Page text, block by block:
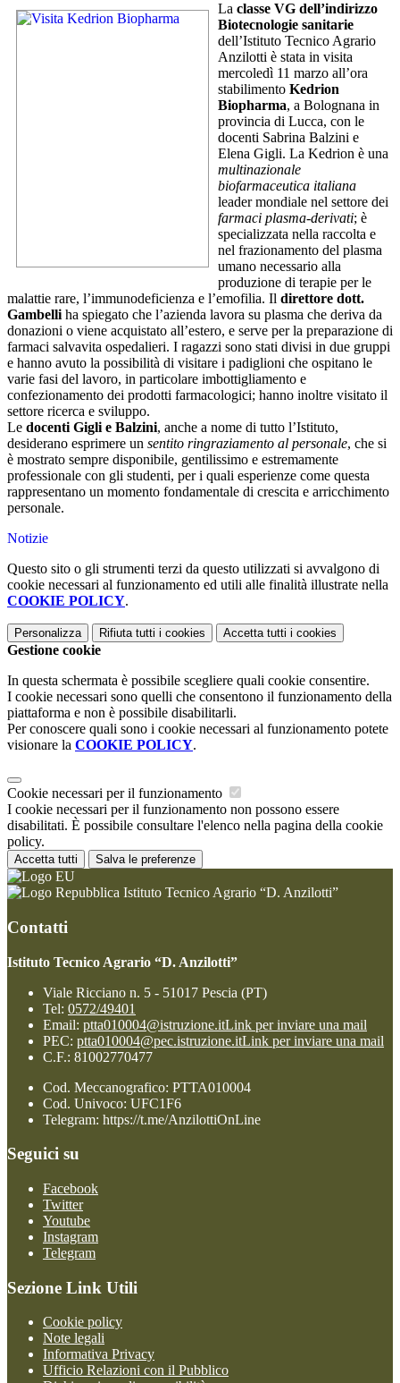
La classe VG dell’indirizzo
Biotecnologie sanitarie
dell’Istituto Tecnico Agrario
Anzilotti è stata in visita
mercoledì 11 marzo all’ora
stabilimento Kedrion
Biopharma, a Bolognana in
provincia di Lucca, con le
docenti Sabrina Balzini e
Elena Gigli. La Kedrion è una
multinazionale
biofarmaceutica italiana
leader mondiale nel settore dei
farmaci plasma-derivati; è
specializzata nella raccolta e
nel frazionamento del plasma
umano necessario alla
produzione di terapie per le
malattie rare, l’immunodeficienza e l’emofilia. Il direttore dott.
Gambelli ha spiegato che l’azienda lavora su plasma che deriva da
donazioni o viene acquistato all’estero, e serve per la preparazione di
farmaci salvavita ospedalieri. I ragazzi sono stati divisi in due gruppi
e hanno avuto la possibilità di visitare i padiglioni che ospitano le
varie fasi del lavoro, in particolare imbottigliamento e
confezionamento dei prodotti farmacologici; hanno inoltre visitato il
settore ricerca e sviluppo.
Le docenti Gigli e Balzini, anche a nome di tutto l’Istituto,
desiderano esprimere un sentito ringraziamento al personale, che si
è mostrato sempre disponibile, gentilissimo e estremamente
professionale con gli studenti, per i quali esperienze come questa
rappresentano un momento fondamentale di crescita e arricchimento
personale.
Notizie
Questo sito o gli strumenti terzi da questo utilizzati si avvalgono di
cookie necessari al funzionamento ed utili alle finalità illustrate nella
COOKIE POLICY.
Personalizza Rifiuta tutti i cookies Accetta tutti i cookies
Gestione cookie
In questa schermata è possibile scegliere quali cookie consentire.
I cookie necessari sono quelli che consentono il funzionamento della
piattaforma e non è possibile disabilitarli.
Per conoscere quali sono i cookie necessari al funzionamento potete
visionare la COOKIE POLICY.
Cookie necessari per il funzionamento
I cookie necessari per il funzionamento non possono essere
disabilitati. È possibile consultare l'elenco nella pagina della cookie
policy.
Accetta tutti Salva le preferenze
Istituto Tecnico Agrario “D. Anzilotti”
Contatti
Istituto Tecnico Agrario “D. Anzilotti”
Viale Ricciano n. 5 - 51017 Pescia (PT)
Tel: 0572/49401
Email: ptta010004@istruzione.itLink per inviare una mail
PEC: ptta010004@pec.istruzione.itLink per inviare una mail
C.F.: 81002770477
Cod. Meccanografico: PTTA010004
Cod. Univoco: UFC1F6
Telegram: https://t.me/AnzilottiOnLine
Seguici su
Facebook
Twitter
Youtube
Instagram
Telegram
Sezione Link Utili
Cookie policy
Note legali
Informativa Privacy
Ufficio Relazioni con il Pubblico